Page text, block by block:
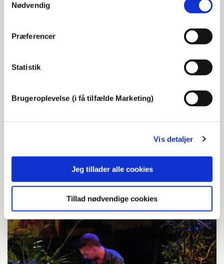
Nødvendig
Præferencer
Statistik
Brugeroplevelse (i få tilfælde Marketing)
Vis detaljer
Jeg tillader alle cookies
Tillad nødvendige cookies
Om Metronomen
Metronomen er Frederiksbergs ’gør det
mulighed for at arrangere dine helt egne
koncerter. Du får simpelthen nøglerne i